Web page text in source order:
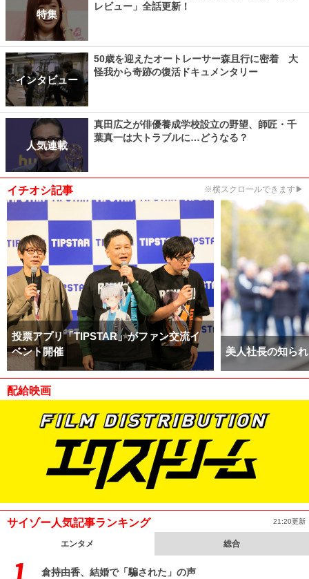
特集
レビュー」全話更新！
インタビュー
50歳を迎えたオートレーサー森且行に密着 大
怪我から奇跡の復活ドキュメンタリー
人気連載
真田広之が俳優養成学校設立の野望、師匠・千
葉真一は大トラブルに…どうなる？
イチオシ記事 ※横スクロールできます▶
投票アプリ「TIPSTAR」がファン交流イ
ベント開催
美人社長の知ら
配給映画
サイゾー人気記事ランキング 21:20更新
エンタメ 総合
倉持由香、結婚で「騙された」の声